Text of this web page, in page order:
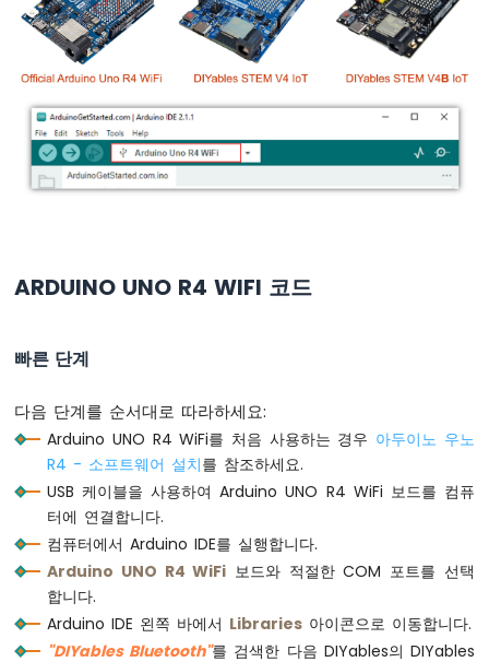
두
기
RGB
LED
두
이
우
노
신
등
이
노
ARDUINO UNO R4 WIFI 코드
빠른 단계
다음 단계를 순서대로 따라하세요:
Arduino UNO R4 WiFi를 처음 사용하는 경우 아두이노 우노
R4 - 소프트웨어 설치를 참조하세요.
USB 케이블을 사용하여 Arduino UNO R4 WiFi 보드를 컴퓨
터에 연결합니다.
컴퓨터에서 Arduino IDE를 실행합니다.
Arduino UNO R4 WiFi 보드와 적절한 COM 포트를 선택
합니다.
Arduino IDE 왼쪽 바에서 Libraries 아이콘으로 이동합니다.
"DIYables Bluetooth"를 검색한 다음 DIYables의 DIYables